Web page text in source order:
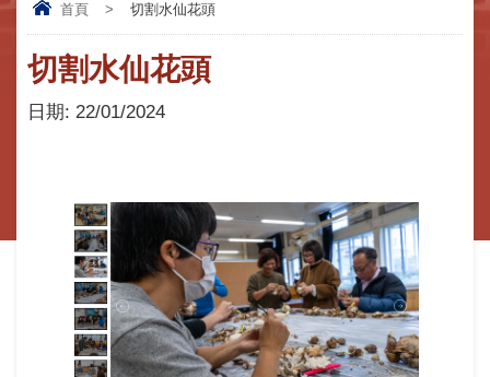
首頁 > 切割水仙花頭
切割水仙花頭
日期: 22/01/2024